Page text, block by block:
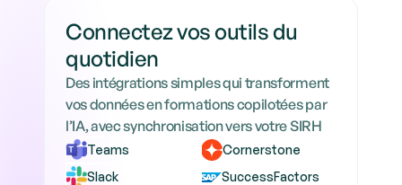
Connectez vos outils du
quotidien
Des intégrations simples qui transforment
vos données en formations copilotées par
l’IA, avec synchronisation vers votre SIRH
Teams
Slack
Cornerstone
SuccessFactors